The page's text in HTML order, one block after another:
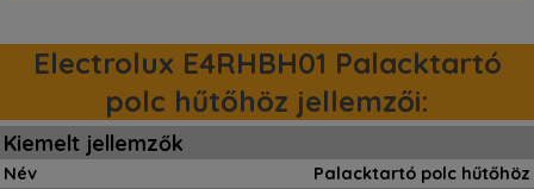
Electrolux E4RHBH01 Palacktartó
polc hűtőhöz jellemzői:
Kiemelt jellemzők
Név
Palacktartó polc hűtőhöz